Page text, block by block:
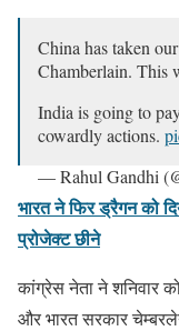
China has taken
Chamberlain. This
India is going to
cowardly actions.
— Rahul Gandhi
भारत ने फिर ड्रैगन को
प्रोजेक्ट छीने
कांग्रेस नेता ने शनिवार
और भारत सरकार